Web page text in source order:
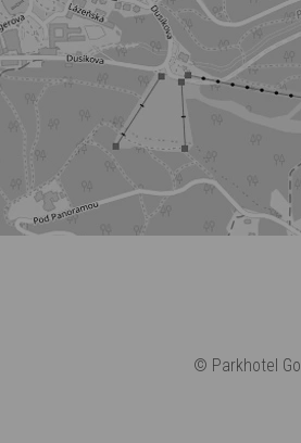
© Parkhotel